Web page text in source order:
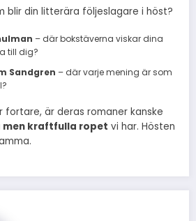
blir din litterära följeslagare i höst?
– där bokstäverna viskar dina
till dig?
Sandgren – där varje mening är som
fortare, är deras romaner kanske
kraftfulla ropet vi har. Hösten